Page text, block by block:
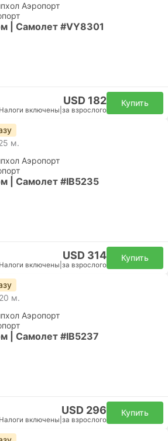
Аэропорт
| Самолет #VY8301
USD 182
Налоги включены за взрослого
Купить
м.
Аэропорт
| Самолет #IB5235
USD 314
Налоги включены за взрослого
Купить
м.
Аэропорт
| Самолет #IB5237
USD 296
Налоги включены за взрослого
Купить